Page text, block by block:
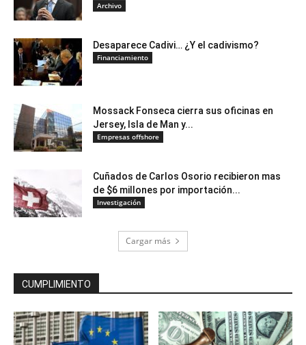
Archivo
Desaparece Cadivi… ¿Y el cadivismo?
Financiamiento
Mossack Fonseca cierra sus oficinas en
Jersey, Isla de Man y...
Empresas offshore
Cuñados de Carlos Osorio recibieron mas
de $6 millones por importación...
Investigación
Cargar más
CUMPLIMIENTO